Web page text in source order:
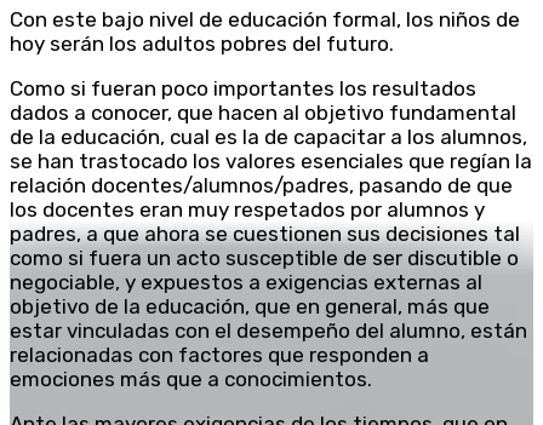
Con este bajo nivel de educación formal, los niños de
hoy serán los adultos pobres del futuro.
Como si fueran poco importantes los resultados
dados a conocer, que hacen al objetivo fundamental
de la educación, cual es la de capacitar a los alumnos,
se han trastocado los valores esenciales que regían la
relación docentes/alumnos/padres, pasando de que
los docentes eran muy respetados por alumnos y
padres, a que ahora se cuestionen sus decisiones tal
como si fuera un acto susceptible de ser discutible o
negociable, y expuestos a exigencias externas al
objetivo de la educación, que en general, más que
estar vinculadas con el desempeño del alumno, están
relacionadas con factores que responden a
emociones más que a conocimientos.